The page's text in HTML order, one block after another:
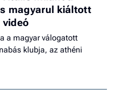
magyarul kiáltott
videó
a magyar válogatott
klubja, az athéni